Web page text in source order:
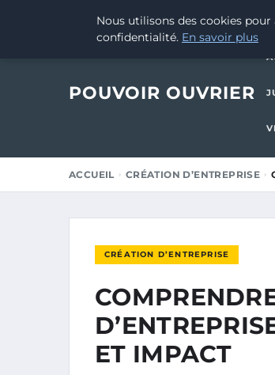
28 AOÛT 2025
POUVOIR OUVRIER
ACCUEIL CRÉATION D’ENTREPRISE
CRÉATION D’ENTREPRISE
ET IMPACT
Nous utilisons des cookies
confidentialité. En savoir plus